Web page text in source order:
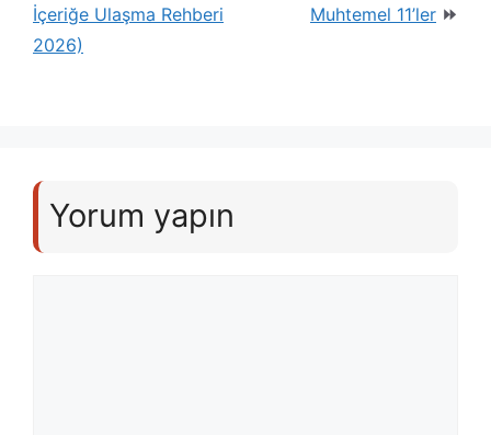
İçeriğe Ulaşma Rehberi
2026)
Muhtemel 11’ler
Yorum yapın